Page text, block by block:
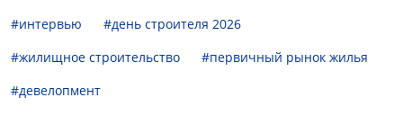
#интервью
#день строителя 2026
#жилищное строительство
#первичный рынок жилья
#девелопмент